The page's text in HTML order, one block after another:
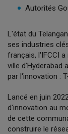
Autorités
L'état du
ses industries
français, l'IFCCI
ville
par l'innovation :
Lancé en juin
d'innovation au
de cette
construire le